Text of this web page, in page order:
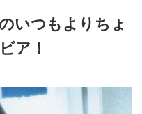
いつもよりちょ
ア！